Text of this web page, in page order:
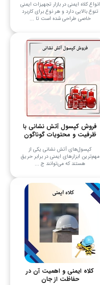
انواع کلاه ایمنی در بازار تجهیزات ایمنی
تنوع بالایی دارد و هر نوع برای کاربرد
خاصی طراحی شده است تا ...
فروش کپسول آتش نشانی با
ظرفیت و محتویات گوناگون
کپسول‌های آتش نشانی یکی از
مهم‌ترین ابزارهای ایمنی در برابر حریق
هستند که می‌توانند ج ...
کلاه ایمنی و اهمیت آن در
حفاظت از جان